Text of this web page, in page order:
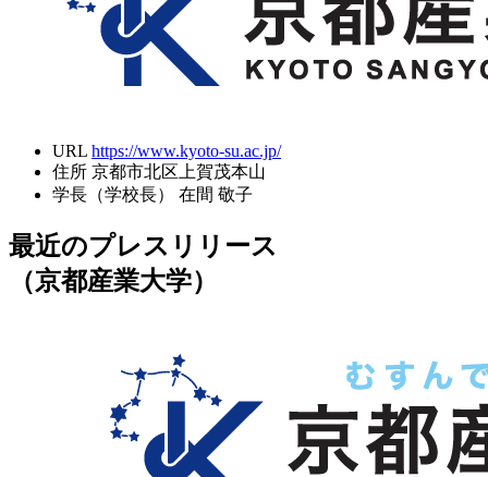
URL https://www.kyoto-su.ac.jp/
住所 京都市北区上賀茂本山
学長（学校長）
在間 敬子
最近のプレスリリース
（京都産業大学）